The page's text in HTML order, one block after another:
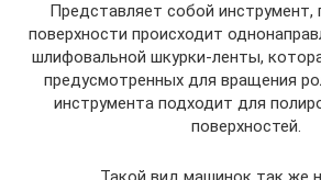
Представляет собой инструмент,
поверхности происходит
шлифовальной шкурки-ленты,
предусмотренных для вращения
инструмента подходит для
поверхностей.